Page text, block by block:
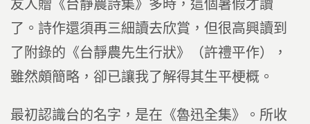
友人贈《台靜農詩集》多時，這個暑假才讀
了。詩作還須再三細讀去欣賞，但很高興讀到
了附錄的《台靜農先生行狀》（許禮平作），
雖然頗簡略，卻已讓我了解得其生平梗概。
最初認識台的名字，是在《魯迅全集》。所收